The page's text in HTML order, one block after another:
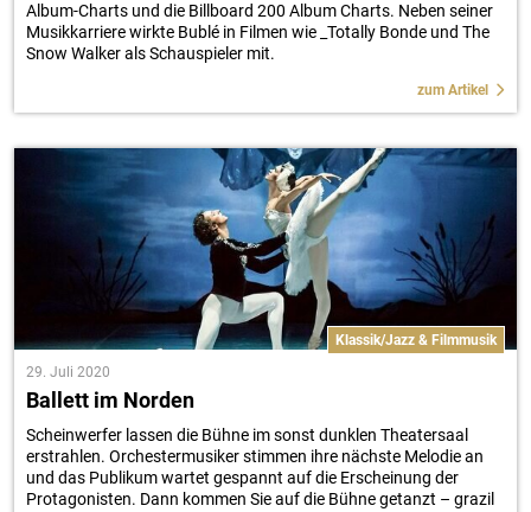
Album-Charts und die Billboard 200 Album Charts. Neben seiner
Musikkarriere wirkte Bublé in Filmen wie _Totally Bonde und The
Snow Walker als Schauspieler mit.
zum Artikel
Klassik/Jazz & Filmmusik
29. Juli 2020
Ballett im Norden
Scheinwerfer lassen die Bühne im sonst dunklen Theatersaal
erstrahlen. Orchestermusiker stimmen ihre nächste Melodie an
und das Publikum wartet gespannt auf die Erscheinung der
Protagonisten. Dann kommen Sie auf die Bühne getanzt – grazil